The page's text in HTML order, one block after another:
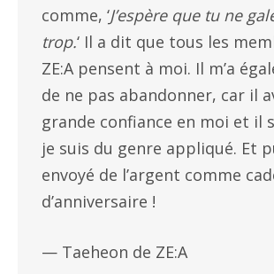
comme, ‘J’espère que tu ne
trop.‘ Il a dit que tous les
ZE:A pensent à moi. Il m’a
de ne pas abandonner, car il
grande confiance en moi et il
je suis du genre appliqué. Et
envoyé de l’argent comme
d’anniversaire !
— Taeheon de ZE:A